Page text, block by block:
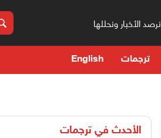
نرصد الأخبار ونحللها
ترجمات English
الأحدث في ترجمات